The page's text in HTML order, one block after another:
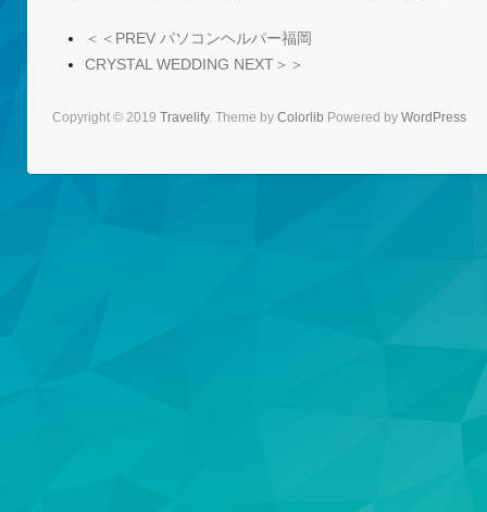
＜＜PREV パソコンヘルパー福岡
CRYSTAL WEDDING NEXT＞＞
Copyright © 2019 Travelify. Theme by Colorlib Powered by WordPress